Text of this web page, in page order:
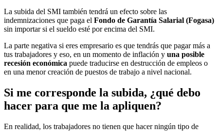
La subida del SMI también tendrá un efecto sobre las
indemnizaciones que paga el Fondo de Garantía Salarial (Fogasa)
sin importar si el sueldo esté por encima del SMI.
La parte negativa si eres empresario es que tendrás que pagar más a
tus trabajadores y eso, en un momento de inflación y una posible
recesión económica puede traducirse en destrucción de empleos o
en una menor creación de puestos de trabajo a nivel nacional.
Si me corresponde la subida, ¿qué debo
hacer para que me la apliquen?
En realidad, los trabajadores no tienen que hacer ningún tipo de